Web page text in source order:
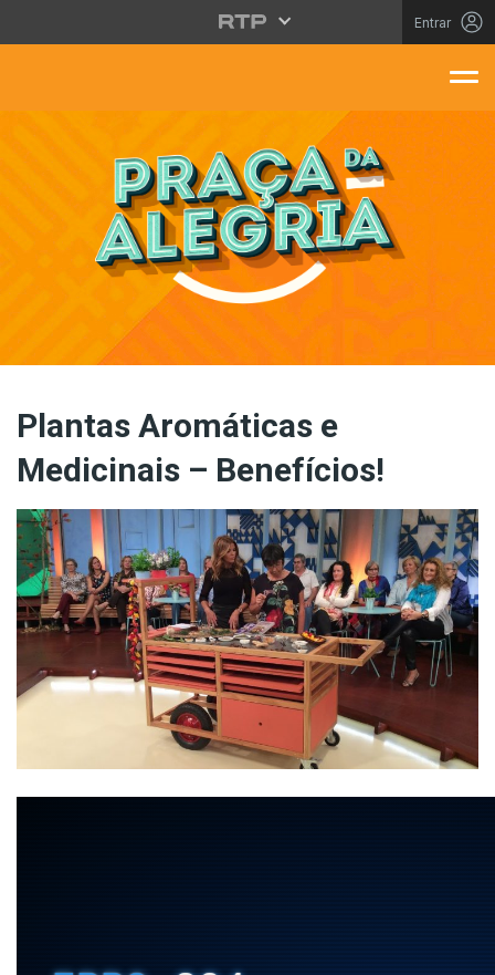
Saltar para o conteúdo principal
Entrar
Plantas Aromáticas e
Medicinais – Benefícios!